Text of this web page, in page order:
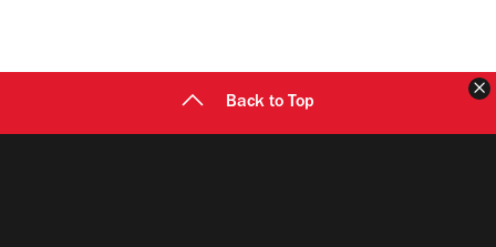
Back to Top